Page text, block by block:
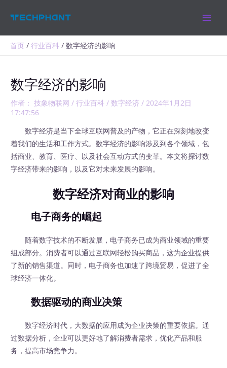
首页 行业百科 数字经济的影响
数字经济的影响
作者： 技象物联网/行业百科 /数字经济 /2024年1月2日
17:47:56
数字经济是当下全球互联网普及的产物，它正在深刻地改变
着我们的生活和工作方式。数字经济的影响涉及到各个领域，包
括商业、教育、医疗、以及社会互动方式的变革。本文将探讨数
字经济带来的影响，以及它对未来发展的影响。
数字经济对商业的影响
电子商务的崛起
随着数字技术的不断发展，电子商务已成为商业领域的重要
组成部分。消费者可以通过互联网轻松购买商品，这为企业提供
了新的销售渠道。同时，电子商务也加速了跨境贸易，促进了全
球经济一体化。
数据驱动的商业决策
数字经济时代，大数据的应用成为企业决策的重要依据。通
过数据分析，企业可以更好地了解消费者需求，优化产品和服
务，提高市场竞争力。